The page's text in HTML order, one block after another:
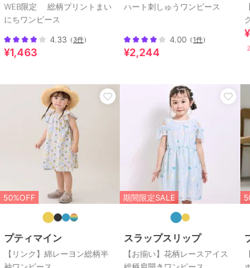
誰かを想うやさしさと、あたたかなぬくもりを感
さな幸せで満たされますように。
優しくてあたたかなイメージのコレクション。
～子どもの欲しいをカタチに～
ヨーロッパのこどものように
子どもらしい今しか着れないナチュラルなかわい
どこか上品で清楚感漂うフレンチカジュアルは
いつものコーディネートをさりげなく格上げ
期間限定セール開催中
ブランド スラップスリップ
ショップ ベベオンラインストア
WEB限定 総柄プリントまい
にちワンピース
4.33 （3件）
¥1,463
ハート刺しゅうワンピース
4.00 （1件）
¥2,244
50%OFF
プティマイン
【リンク】綿レーヨン総柄半
期間限定SALE
スラップスリップ
【お揃い】花柄レースアイス